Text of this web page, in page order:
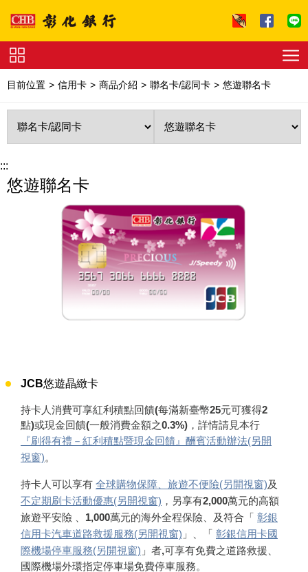
證
券
收
費
標
準
理
算
友
善
目前位置 信用卡 商品介紹 聯名卡/認同卡 悠遊聯名卡
:::
悠遊聯名卡
JCB悠遊晶緻卡
持卡人消費可享紅利積點回饋(每滿新臺幣25元可獲得2
點)或現金回饋(一般消費金額之0.3%)，詳情請見本行
『刷得有禮－紅利積點暨現金回饋』酬賓活動辦法(另開
視窗)。
持卡人可以享有 全球購物保障、旅遊不便險(另開視窗)及
不定期刷卡活動優惠(另開視窗) ，另享有2,000萬元的高額
旅遊平安險 、1,000萬元的海外全程保險、及符合「 彰銀
信用卡汽車道路救援服務(另開視窗) 」、「 彰銀信用卡國
際機場停車服務(另開視窗) 」者,可享有免費之道路救援、
國際機場外環指定停車場免費停車服務。